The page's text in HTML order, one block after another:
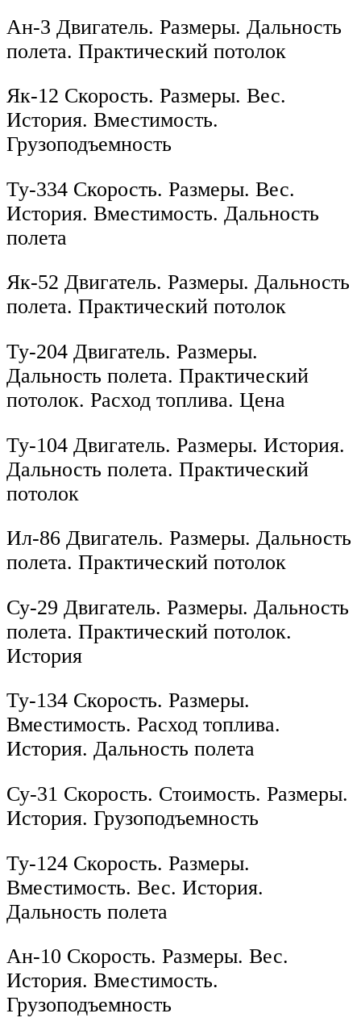
Ан-3 Двигатель. Размеры. Дальность
полета. Практический потолок
Як-12 Скорость. Размеры. Вес.
История. Вместимость.
Грузоподъемность
Ту-334 Скорость. Размеры. Вес.
История. Вместимость. Дальность
полета
Як-52 Двигатель. Размеры. Дальность
полета. Практический потолок
Ту-204 Двигатель. Размеры.
Дальность полета. Практический
потолок. Расход топлива. Цена
Ту-104 Двигатель. Размеры. История.
Дальность полета. Практический
потолок
Ил-86 Двигатель. Размеры. Дальность
полета. Практический потолок
Су-29 Двигатель. Размеры. Дальность
полета. Практический потолок.
История
Ту-134 Скорость. Размеры.
Вместимость. Расход топлива.
История. Дальность полета
Су-31 Скорость. Стоимость. Размеры.
История. Грузоподъемность
Ту-124 Скорость. Размеры.
Вместимость. Вес. История.
Дальность полета
Ан-10 Скорость. Размеры. Вес.
История. Вместимость.
Грузоподъемность